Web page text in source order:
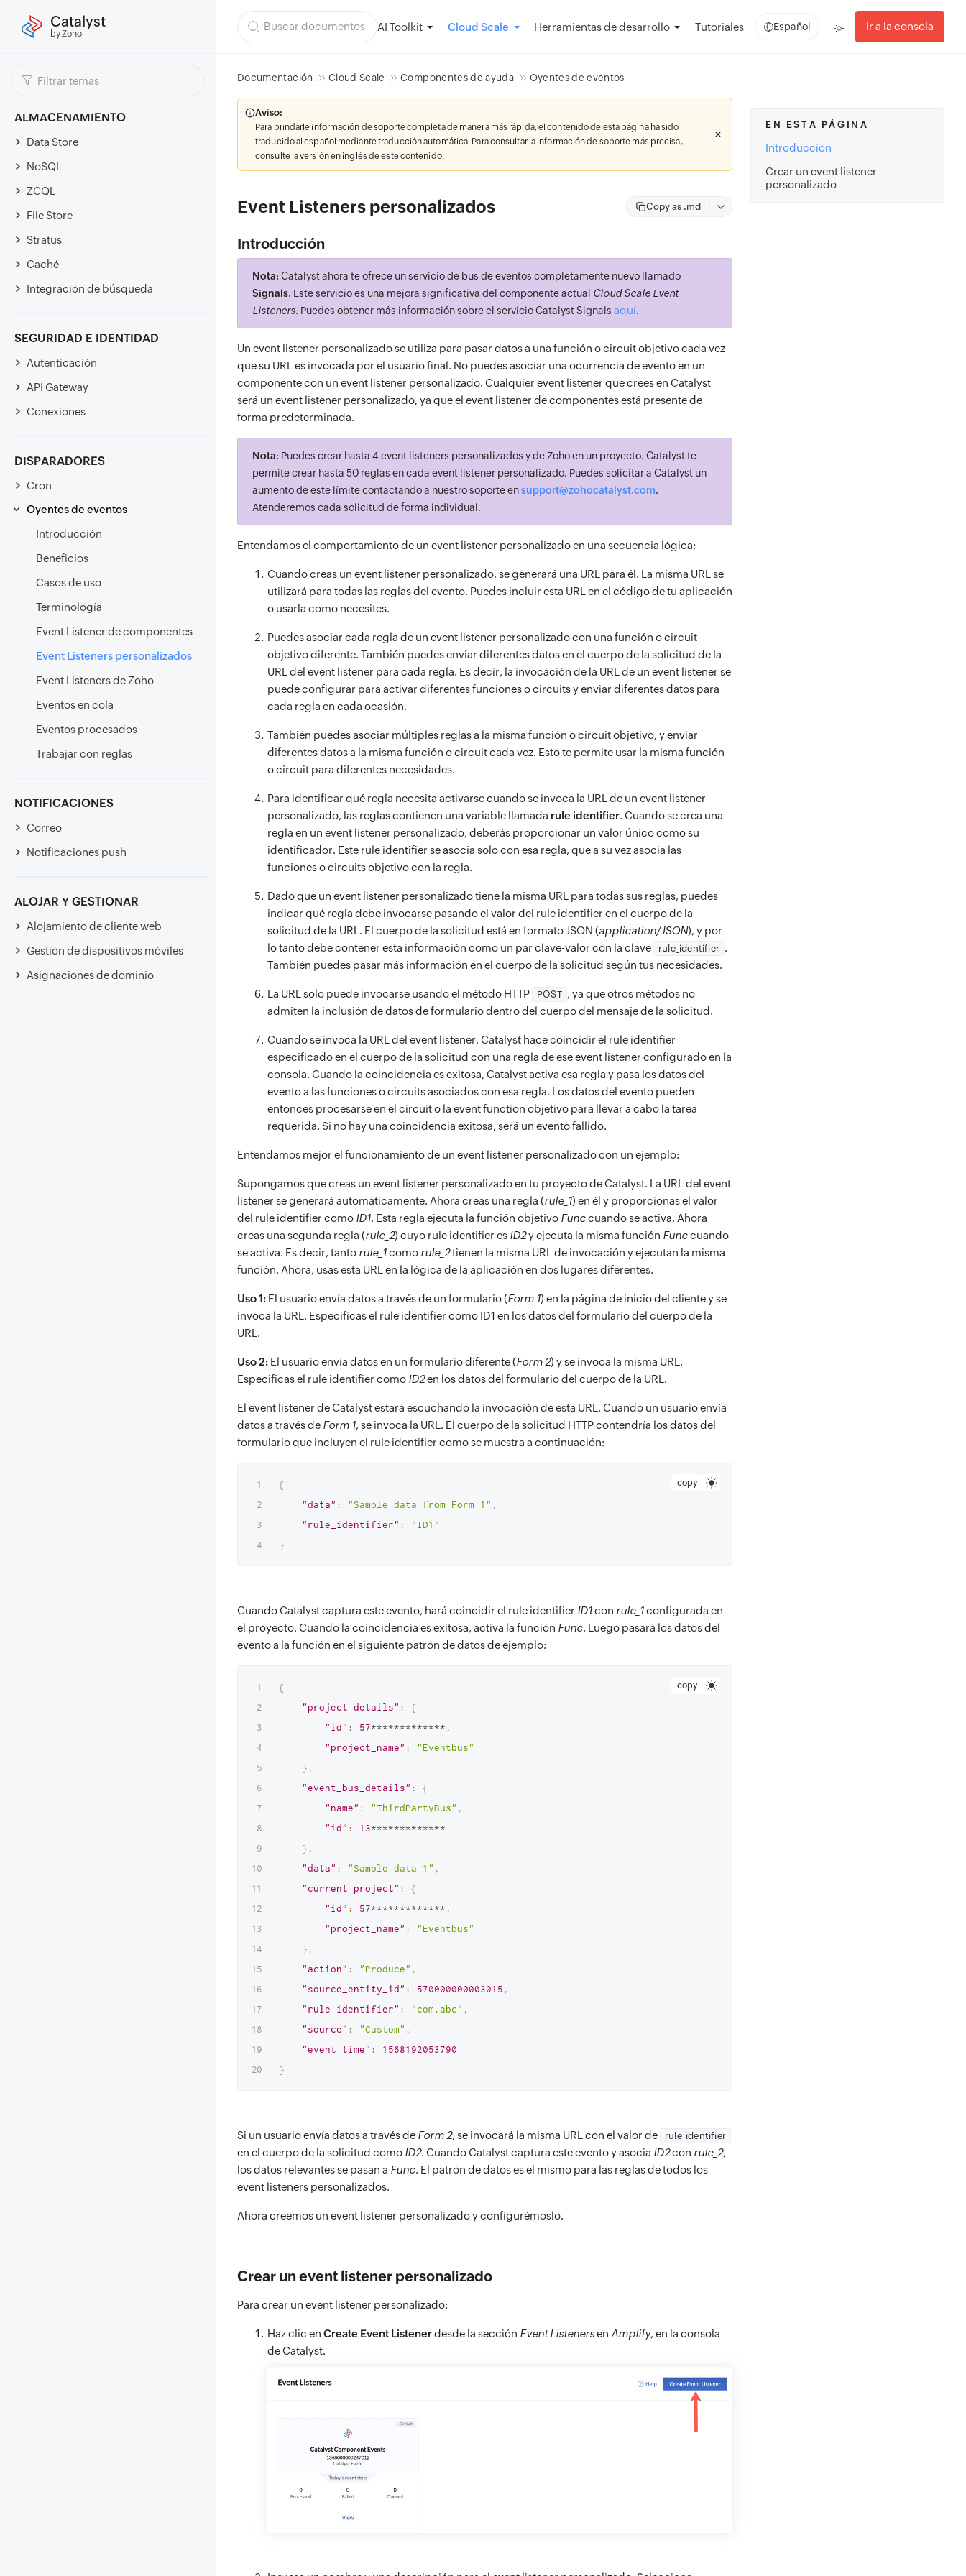
Catalyst
by Zoho
AI Toolkit Cloud Scale Herramientas de desarrollo Tutoriales Español Ir a la consola
ALMACENAMIENTO
Data Store
NoSQL
ZCQL
File Store
Stratus
Caché
Integración de búsqueda
SEGURIDAD E IDENTIDAD
Autenticación
API Gateway
Conexiones
DISPARADORES
Cron
Oyentes de eventos
Introducción
Beneficios
Casos de uso
Terminología
Event Listener de componentes
Event Listeners personalizados
Event Listeners de Zoho
Eventos en cola
Eventos procesados
Trabajar con reglas
NOTIFICACIONES
Correo
Notificaciones push
ALOJAR Y GESTIONAR
Alojamiento de cliente web
Gestión de dispositivos móviles
Asignaciones de dominio
Documentación Cloud Scale Componentes de ayuda Oyentes de eventos
Aviso:
Para brindarle información de soporte completa de manera más rápida, el contenido de esta página ha sido
traducido al español mediante traducción automática. Para consultar la información de soporte más precisa,
consulte la versión en inglés de este contenido.
Event Listeners personalizados Copy as .md
Introducción
Nota: Catalyst ahora te ofrece un servicio de bus de eventos completamente nuevo llamado
Signals. Este servicio es una mejora significativa del componente actual Cloud Scale Event
Listeners. Puedes obtener más información sobre el servicio Catalyst Signals aquí.
Un event listener personalizado se utiliza para pasar datos a una función o circuit objetivo cada vez
que su URL es invocada por el usuario final. No puedes asociar una ocurrencia de evento en un
componente con un event listener personalizado. Cualquier event listener que crees en Catalyst
será un event listener personalizado, ya que el event listener de componentes está presente de
forma predeterminada.
Nota: Puedes crear hasta 4 event listeners personalizados y de Zoho en un proyecto. Catalyst te
permite crear hasta 50 reglas en cada event listener personalizado. Puedes solicitar a Catalyst un
aumento de este límite contactando a nuestro soporte ensupport@zohocatalyst.com.
Atenderemos cada solicitud de forma individual.
Entendamos el comportamiento de un event listener personalizado en una secuencia lógica:
Cuando creas un event listener personalizado, se generará una URL para él. La misma URL se
utilizará para todas las reglas del evento. Puedes incluir esta URL en el código de tu aplicación
o usarla como necesites.
Puedes asociar cada regla de un event listener personalizado con una función o circuit
objetivo diferente. También puedes enviar diferentes datos en el cuerpo de la solicitud de la
URL del event listener para cada regla. Es decir, la invocación de la URL de un event listener se
puede configurar para activar diferentes funciones o circuits y enviar diferentes datos para
cada regla en cada ocasión.
También puedes asociar múltiples reglas a la misma función o circuit objetivo, y enviar
diferentes datos a la misma función o circuit cada vez. Esto te permite usar la misma función
o circuit para diferentes necesidades.
Para identificar qué regla necesita activarse cuando se invoca la URL de un event listener
personalizado, las reglas contienen una variable llamada rule identifier. Cuando se crea una
regla en un event listener personalizado, deberás proporcionar un valor único como su
identificador. Este rule identifier se asocia solo con esa regla, que a su vez asocia las
funciones o circuits objetivo con la regla.
Dado que un event listener personalizado tiene la misma URL para todas sus reglas, puedes
indicar qué regla debe invocarse pasando el valor del rule identifier en el cuerpo de la
solicitud de la URL. El cuerpo de la solicitud está en formato JSON (application/JSON), y por
lo tanto debe contener esta información como un par clave-valor con la clave
rule_identifier .
También puedes pasar más información en el cuerpo de la solicitud según tus necesidades.
La URL solo puede invocarse usando el método HTTP POST , ya que otros métodos no
admiten la inclusión de datos de formulario dentro del cuerpo del mensaje de la solicitud.
Cuando se invoca la URL del event listener, Catalyst hace coincidir el rule identifier
especificado en el cuerpo de la solicitud con una regla de ese event listener configurado en la
consola. Cuando la coincidencia es exitosa, Catalyst activa esa regla y pasa los datos del
evento a las funciones o circuits asociados con esa regla. Los datos del evento pueden
entonces procesarse en el circuit o la event function objetivo para llevar a cabo la tarea
requerida. Si no hay una coincidencia exitosa, será un evento fallido.
Entendamos mejor el funcionamiento de un event listener personalizado con un ejemplo:
Supongamos que creas un event listener personalizado en tu proyecto de Catalyst. La URL del event
listener se generará automáticamente. Ahora creas una regla (rule_1) en él y proporcionas el valor
del rule identifier como ID1. Esta regla ejecuta la función objetivo Funccuando se activa. Ahora
creas una segunda regla (rule_2) cuyo rule identifier es ID2y ejecuta la misma función Funccuando
se activa. Es decir, tanto rule_1como rule_2tienen la misma URL de invocación y ejecutan la misma
función. Ahora, usas esta URL en la lógica de la aplicación en dos lugares diferentes.
Uso 1: El usuario envía datos a través de un formulario (Form 1) en la página de inicio del cliente y se
invoca la URL. Especificas el rule identifier como ID1 en los datos del formulario del cuerpo de la
URL.
Uso 2: El usuario envía datos en un formulario diferente (Form 2) y se invoca la misma URL.
Especificas el rule identifier como ID2en los datos del formulario del cuerpo de la URL.
El event listener de Catalyst estará escuchando la invocación de esta URL. Cuando un usuario envía
datos a través de Form 1, se invoca la URL. El cuerpo de la solicitud HTTP contendría los datos del
formulario que incluyen el rule identifier como se muestra a continuación:
copy
{
"data" : "Sample data from Form 1" ,
"rule_identifier" :
"ID1"
}
Cuando Catalyst captura este evento, hará coincidir el rule identifier ID1con rule_1configurada en
el proyecto. Cuando la coincidencia es exitosa, activa la función Func. Luego pasará los datos del
evento a la función en el siguiente patrón de datos de ejemplo:
copy
{
"project_details" :
{
"id" : 57************* ,
"project_name" :
"Eventbus"
} ,
"event_bus_details" :
{
"name" : "ThirdPartyBus" ,
"id" : 13*************
} ,
"data" : "Sample data 1" ,
"current_project" :
{
"id" : 57************* ,
"project_name" :
"Eventbus"
} ,
"action" : "Produce" ,
"source_entity_id" : 570000000003015 ,
"rule_identifier" : "com.abc" ,
"source" : "Custom" ,
"event_time" :
1568192053790
}
Si un usuario envía datos a través de Form 2, se invocará la misma URL con el valor de rule_identifier
en el cuerpo de la solicitud como ID2. Cuando Catalyst captura este evento y asocia ID2con rule_2,
los datos relevantes se pasan a Func. El patrón de datos es el mismo para las reglas de todos los
event listeners personalizados.
Ahora creemos un event listener personalizado y configurémoslo.
Crear un event listener personalizado
Para crear un event listener personalizado:
Haz clic en Create Event Listenerdesde la sección Event Listenersen Amplify, en la consola
de Catalyst.
EN ESTA PÁGINA
Introducción
Crear un event listener
personalizado